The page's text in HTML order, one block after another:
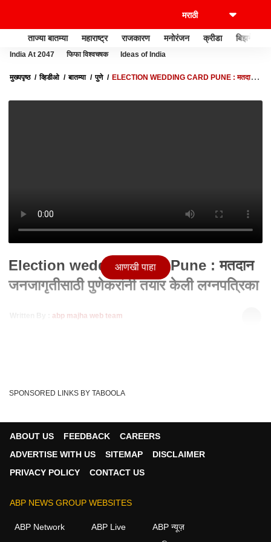
ताज्या बातम्या महाराष्ट्र राजकारण मनोरंजन क्रीडा बिझनेस
India At 2047 फिफा विश्वचषक Ideas of India
मुख्यपृष्ठ व्हिडीओ बातम्या पुणे
ELECTION WEDDING CARD PUNE : मतदान
Election wedding Card Pune : मतदान
जनजागृतीसाठी पुणेकरांनी तयार केली लग्नपत्रिका
abp majha web team
Tags : Wedding Card Pune
पुणे व्हिडीओ
आणखी पाहा
SPONSORED LINKS BY TABOOLA
ABOUT US FEEDBACK
CAREERS
ADVERTISE WITH US
SITEMAP
DISCLAIMER
PRIVACY POLICY
CONTACT US
ABP NEWS GROUP WEBSITES
ABP Network ABP Live
ABP न्यूज़